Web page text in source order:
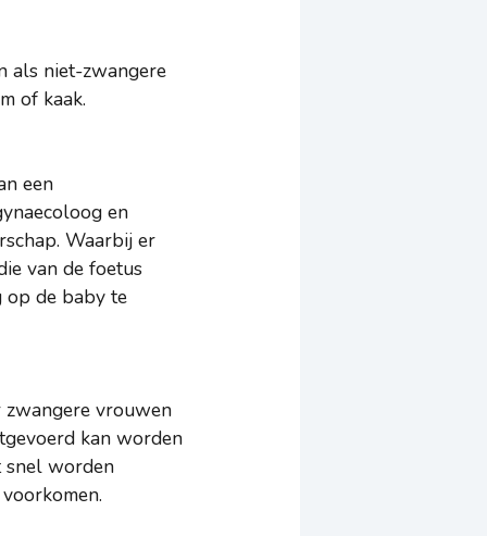
als niet-zwangere
of kaak.
een
en
Waarbij er
van de foetus
op de baby te
zwangere vrouwen
kan worden
snel worden